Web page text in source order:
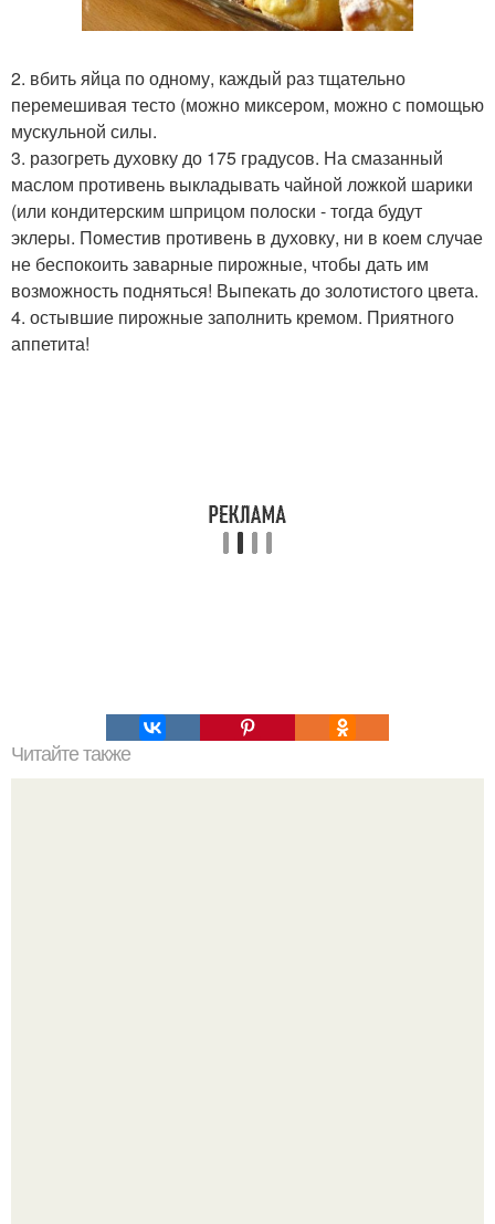
2. вбить яйца по одному, каждый раз тщательно
перемешивая тесто (можно миксером, можно с помощью
мускульной силы.
3. разогреть духовку до 175 градусов. На смазанный
маслом противень выкладывать чайной ложкой шарики
(или кондитерским шприцом полоски - тогда будут
эклеры. Поместив противень в духовку, ни в коем случае
не беспокоить заварные пирожные, чтобы дать им
возможность подняться! Выпекать до золотистого цвета.
4. остывшие пирожные заполнить кремом. Приятного
аппетита!
Читайте также